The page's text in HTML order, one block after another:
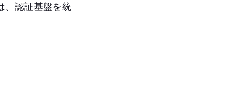
、認証基盤を統